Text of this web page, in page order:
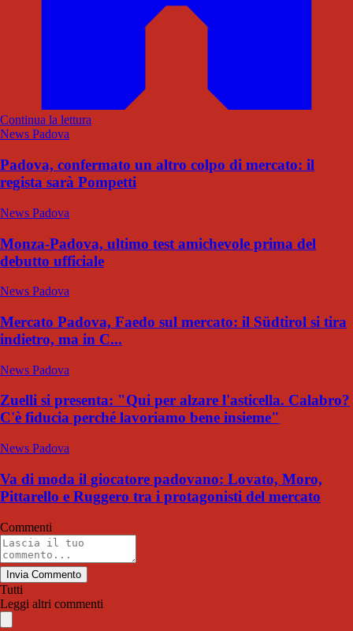
Continua la lettura
News Padova
Padova, confermato un altro colpo di mercato: il
regista sarà Pompetti
News Padova
Monza-Padova, ultimo test amichevole prima del
debutto ufficiale
News Padova
Mercato Padova, Faedo sul mercato: il Südtirol si tira
indietro, ma in C...
News Padova
Zuelli si presenta: "Qui per alzare l'asticella. Calabro?
C'è fiducia perché lavoriamo bene insieme"
News Padova
Va di moda il giocatore padovano: Lovato, Moro,
Pittarello e Ruggero tra i protagonisti del mercato
Commenti
Invia Commento
Tutti
Leggi altri commenti